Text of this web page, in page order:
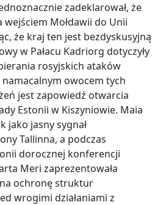
zadeklarował, że
Mołdawii do Unii
że kraj ten jest bezdyskusyjną
w Pałacu Kadriorg dotyczyły
rosyjskich ataków
owocem tych
jest zapowiedź otwarcia
Estonii w Kiszyniowie. Maia
jako jasny sygnał
Tallinna, a podczas
dorocznej konferencji
Meri zaprezentowała
ochronę struktur
wrogimi działaniami z